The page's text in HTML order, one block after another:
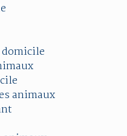
domicile
animaux